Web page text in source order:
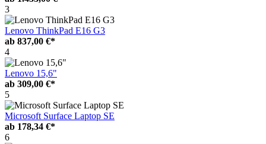
3
Lenovo ThinkPad E16 G3
ab 837,00 €*
4
Lenovo 15,6"
ab 309,00 €*
5
Microsoft Surface Laptop SE
ab 178,34 €*
6